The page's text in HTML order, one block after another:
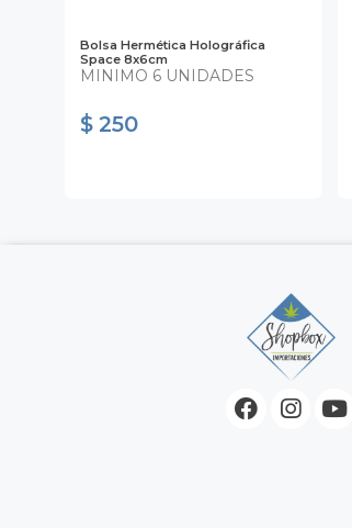
Bolsa Hermética Holográfica
Space 8x6cm
MINIMO 6 UNIDADES
$ 250